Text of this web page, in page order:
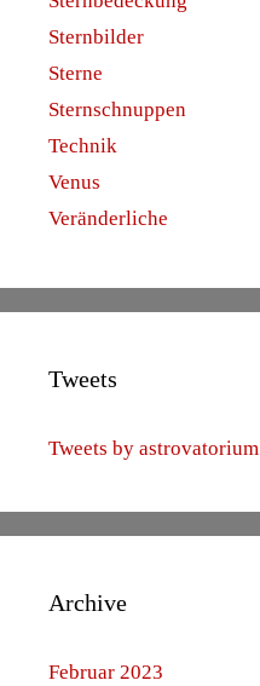
Sternbilder
Sterne
Sternschnuppen
Technik
Venus
Veränderliche
Tweets
Tweets by astrovatorium
Archive
Februar 2023